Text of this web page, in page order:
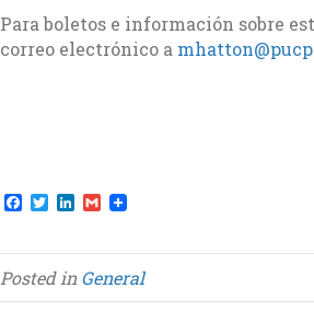
Para boletos e información sobre
correo electrónico a
F
a
e
b
o
T
w
t
t
e
L
k
e
d
G
m
i
l
Posted inGeneral